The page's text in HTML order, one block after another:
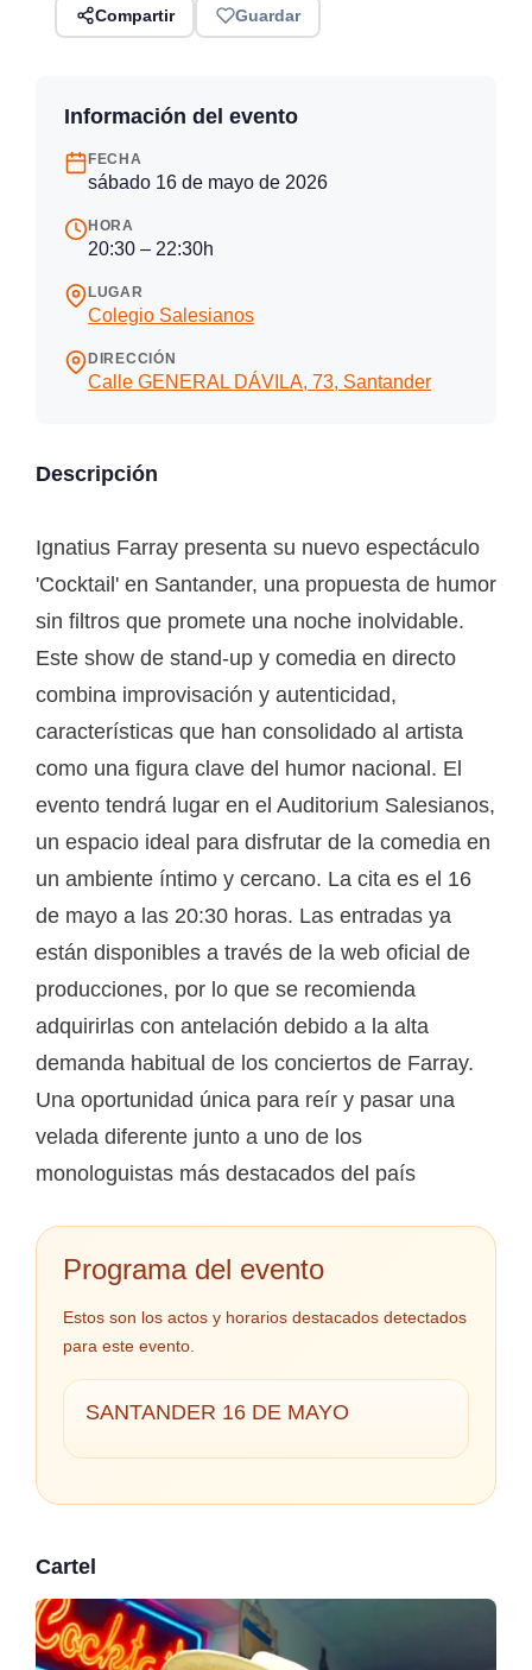
Compartir Guardar
Información del evento
FECHA
sábado 16 de mayo de 2026
HORA
20:30 – 22:30h
LUGAR
Colegio Salesianos
DIRECCIÓN
Calle GENERAL DÁVILA, 73, Santander
Descripción
Ignatius Farray presenta su nuevo espectáculo
'Cocktail' en Santander, una propuesta de humor
sin filtros que promete una noche inolvidable.
Este show de stand-up y comedia en directo
combina improvisación y autenticidad,
características que han consolidado al artista
como una figura clave del humor nacional. El
evento tendrá lugar en el Auditorium Salesianos,
un espacio ideal para disfrutar de la comedia en
un ambiente íntimo y cercano. La cita es el 16
de mayo a las 20:30 horas. Las entradas ya
están disponibles a través de la web oficial de
producciones, por lo que se recomienda
adquirirlas con antelación debido a la alta
demanda habitual de los conciertos de Farray.
Una oportunidad única para reír y pasar una
velada diferente junto a uno de los
monologuistas más destacados del país
Programa del evento
Estos son los actos y horarios destacados detectados
para este evento.
SANTANDER 16 DE MAYO
Cartel